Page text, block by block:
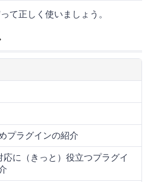
て正しく使いましょう。
プラグインの紹介
応に（きっと）役立つプラグイ